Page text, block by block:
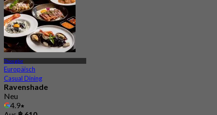
Thonglor
Europäisch
Casual Dining
Ravenshade
Neu
4.9